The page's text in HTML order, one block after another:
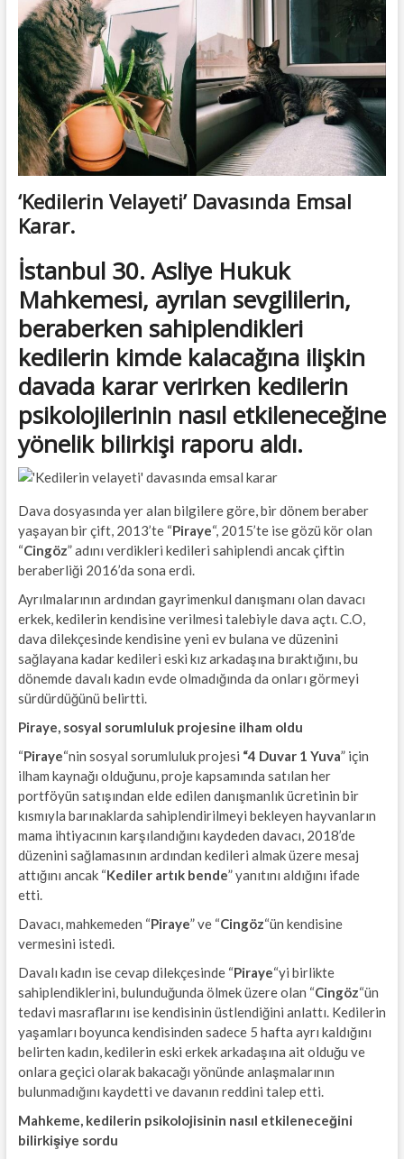
n
‘Kedilerin Velayeti’ Davasında Emsal
Karar.
İstanbul 30. Asliye Hukuk
Mahkemesi, ayrılan sevgililerin,
beraberken sahiplendikleri
kedilerin kimde kalacağına ilişkin
davada karar verirken kedilerin
psikolojilerinin nasıl etkileneceğine
yönelik bilirkişi raporu aldı.
Dava dosyasında yer alan bilgilere göre, bir dönem beraber
yaşayan bir çift, 2013’te “Piraye“, 2015’te ise gözü kör olan
“Cingöz” adını verdikleri kedileri sahiplendi ancak çiftin
beraberliği 2016’da sona erdi.
Ayrılmalarının ardından gayrimenkul danışmanı olan davacı
erkek, kedilerin kendisine verilmesi talebiyle dava açtı. C.O,
dava dilekçesinde kendisine yeni ev bulana ve düzenini
sağlayana kadar kedileri eski kız arkadaşına bıraktığını, bu
dönemde davalı kadın evde olmadığında da onları görmeyi
sürdürdüğünü belirtti.
Piraye, sosyal sorumluluk projesine ilham oldu
“Piraye“nin sosyal sorumluluk projesi “4 Duvar 1 Yuva” için
ilham kaynağı olduğunu, proje kapsamında satılan her
portföyün satışından elde edilen danışmanlık ücretinin bir
kısmıyla barınaklarda sahiplendirilmeyi bekleyen hayvanların
mama ihtiyacının karşılandığını kaydeden davacı, 2018’de
düzenini sağlamasının ardından kedileri almak üzere mesaj
attığını ancak “Kediler artık bende” yanıtını aldığını ifade
etti.
Davacı, mahkemeden “Piraye” ve “Cingöz“ün kendisine
vermesini istedi.
Davalı kadın ise cevap dilekçesinde “Piraye“yi birlikte
sahiplendiklerini, bulunduğunda ölmek üzere olan “Cingöz“ün
tedavi masraflarını ise kendisinin üstlendiğini anlattı. Kedilerin
yaşamları boyunca kendisinden sadece 5 hafta ayrı kaldığını
belirten kadın, kedilerin eski erkek arkadaşına ait olduğu ve
onlara geçici olarak bakacağı yönünde anlaşmalarının
bulunmadığını kaydetti ve davanın reddini talep etti.
Mahkeme, kedilerin psikolojisinin nasıl etkileneceğini
bilirkişiye sordu